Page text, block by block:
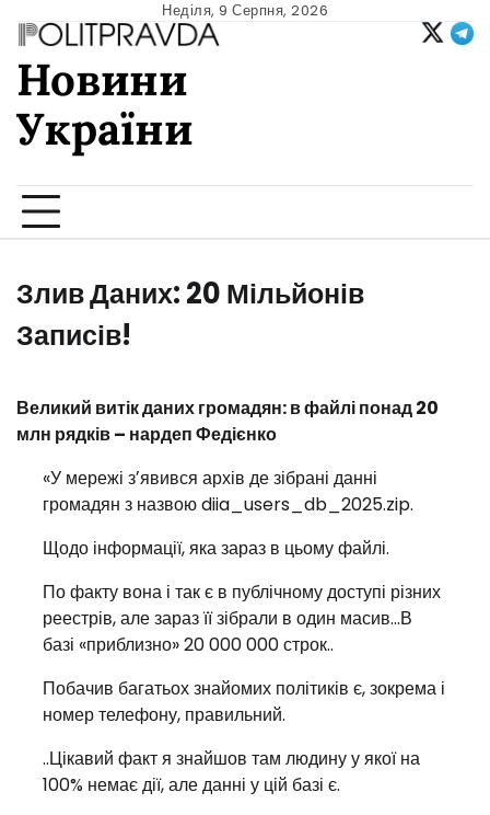
content
Неділя, 9 Серпня, 2026
Новини
України
Злив Даних: 20 Мільйонів
Записів!
Великий витік даних громадян: в файлі понад 20
млн рядків – нардеп Федієнко
«У мережі зʼявився архів де зібрані данні
громадян з назвою diia_users_db_2025.zip.
Щодо інформації, яка зараз в цьому файлі.
По факту вона і так є в публічному доступі різних
реестрів, але зараз її зібрали в один масив…В
базі «приблизно» 20 000 000 строк..
Побачив багатьох знайомих політиків є, зокрема і
номер телефону, правильний.
..Цікавий факт я знайшов там людину у якої на
100% немає дії, але данні у цій базі є.